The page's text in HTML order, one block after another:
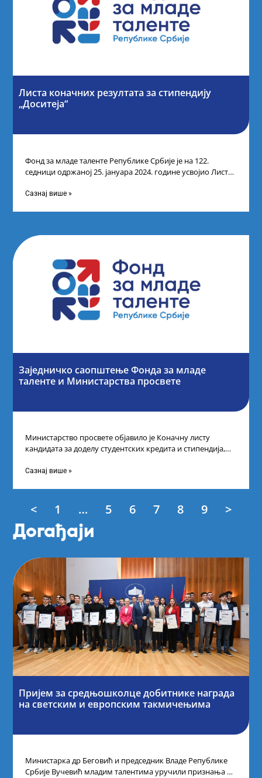
Листа коначних резултата за стипендију
„Доситеја“
Фонд за младе таленте Републике Србије је на 122.
седници одржаној 25. јануара 2024. године усвојио Листу
Сазнај више »
Заједничко саопштење Фонда за младе
таленте и Министарства просвете
Министарство просвете објавило је Коначну листу
кандидата за доделу студентских кредита и стипендија,
Сазнај више »
< 1 … 5 6 7 8 9 >
Догађаји
Пријем за средњошколце добитнике награда
на светским и европским такмичењима
Министарка др Беговић и председник Владе Републике
Србије Вучевић младим талентима уручили признања У